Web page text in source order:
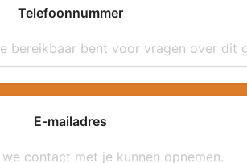
Telefoonnummer
E-mailadres